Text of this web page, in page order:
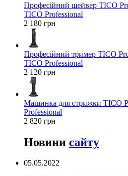
Професійний шейвер TICO
TICO Professional
2 180 грн
Професійний тример TICO
TICO Professional
2 120 грн
Машинка для стрижки TICO
Professional
2 820 грн
Новини сайту
05.05.2022